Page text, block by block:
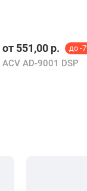
от 551,00 р. до -
ACV AD-9001 DSP